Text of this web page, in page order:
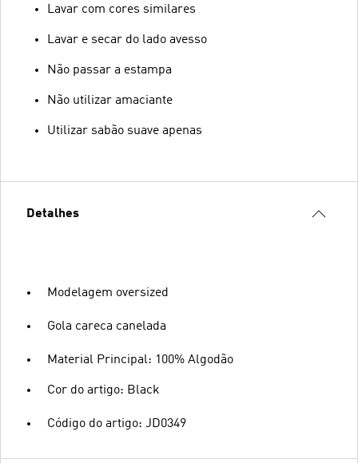
Lavar com cores similares
Lavar e secar do lado avesso
Não passar a estampa
Não utilizar amaciante
Utilizar sabão suave apenas
Detalhes
Modelagem oversized
Gola careca canelada
Material Principal: 100% Algodão
Cor do artigo: Black
Código do artigo: JD0349